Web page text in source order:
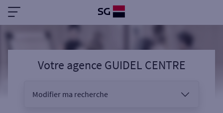
Votre agence GUIDEL CENTRE
Modifier ma recherche